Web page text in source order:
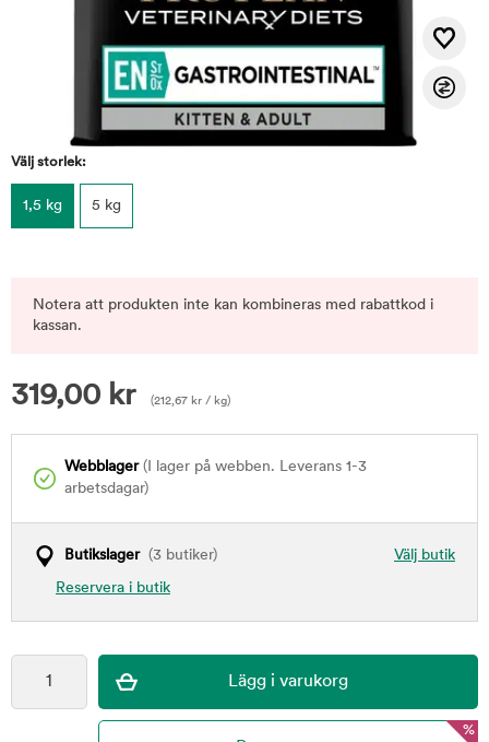
Välj storlek:
1,5 kg 5 kg
Notera att produkten inte kan kombineras med rabattkod i
kassan.
319,00 kr (212,67 kr / kg)
Webblager(I lager på webben. Leverans 1-3
arbetsdagar)
Välj butik
Butikslager(3 butiker)
Reservera i butik
%